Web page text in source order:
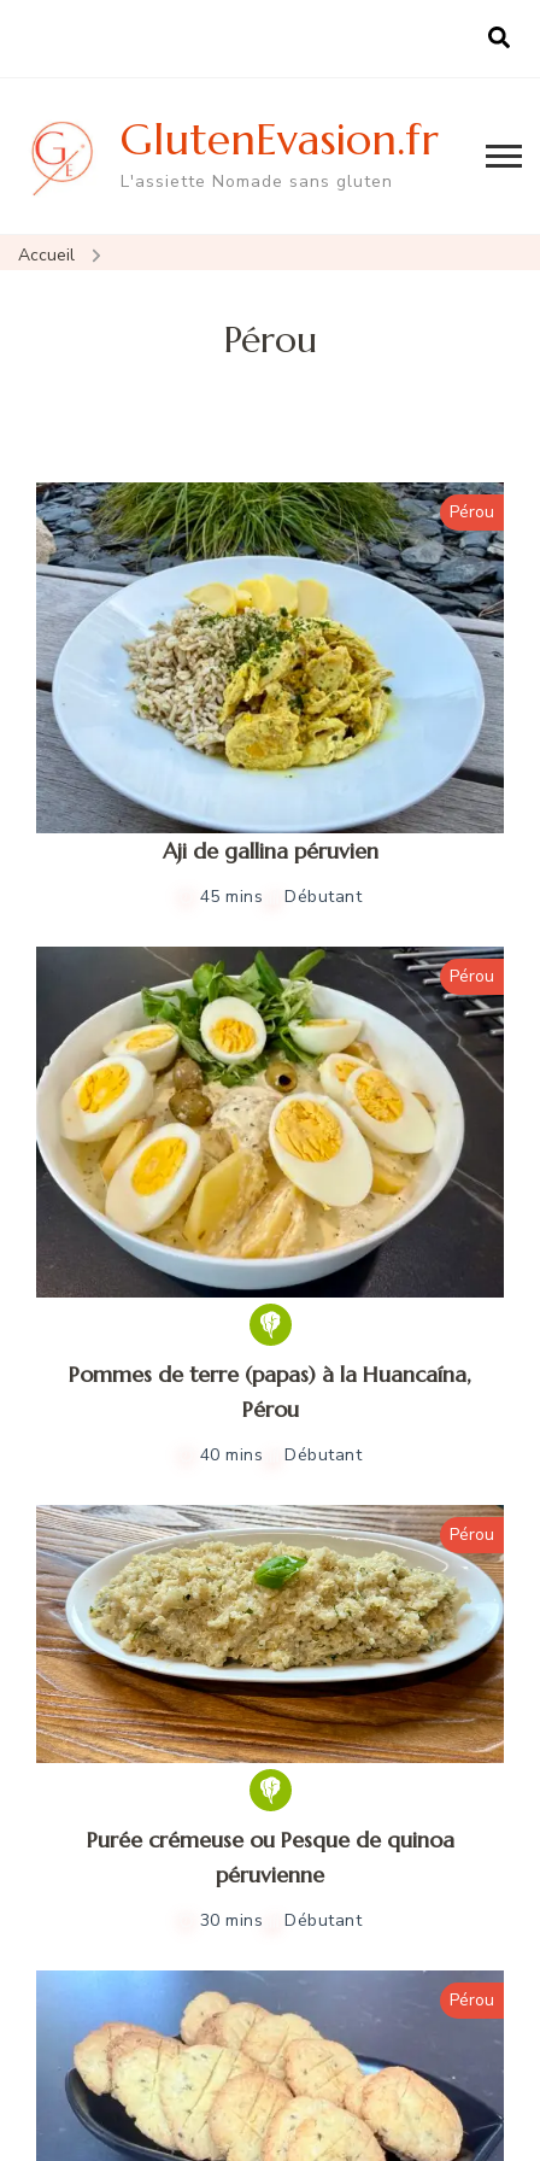
GlutenEvasion.fr
L'assiette Nomade sans gluten
Accueil
Pérou
Pérou
Aji de gallina péruvien
45 mins Débutant
Pérou
Pommes de terre (papas) à la Huancaína,
Pérou
40 mins Débutant
Pérou
Purée crémeuse ou Pesque de quinoa
péruvienne
30 mins Débutant
Pérou